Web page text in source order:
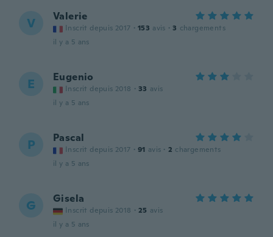
V Valerie
Inscrit depuis 2017 · 153 avis · 3 chargements
il y a 5 ans
E Eugenio
Inscrit depuis 2018 · 33 avis
il y a 5 ans
P Pascal
Inscrit depuis 2017 · 91 avis · 2 chargements
il y a 5 ans
G Gisela
Inscrit depuis 2018 · 25 avis
il y a 5 ans